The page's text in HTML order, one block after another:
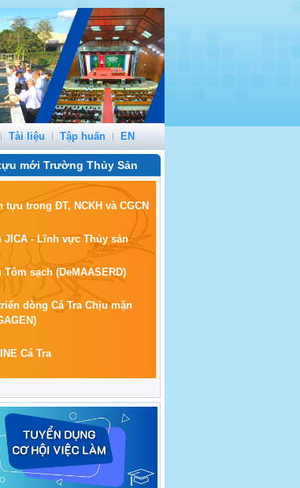
Tài liệu Tập huấn EN
mới Trường Thủy Sản
tựu trong ĐT, NCKH và CGCN
JICA - Lĩnh vực Thủy sản
Tôm sạch(DeMAASERD)
dòng Cá Tra Chịu mặn
Cá Tra